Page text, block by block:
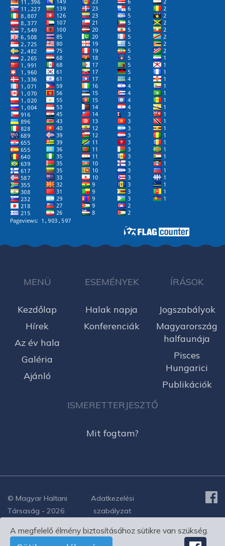
MENÜ
Kezdőlap
Hírek
Az év hala
Galéria
Ajánló
ESEMÉNYEK
Halak napja
Konferenciák
ÍRÁSOK
Jogszabályok
Magyarország
halfaunája
Pisces
Hungarici
Publikációk
ISMERETTERJESZTŐ
Mit fogtam?
© Magyar Haltani
Társaság - 2026
Adatkezelési
szabályzat
A megfelelő élmény biztosításához sütikre van szükség.